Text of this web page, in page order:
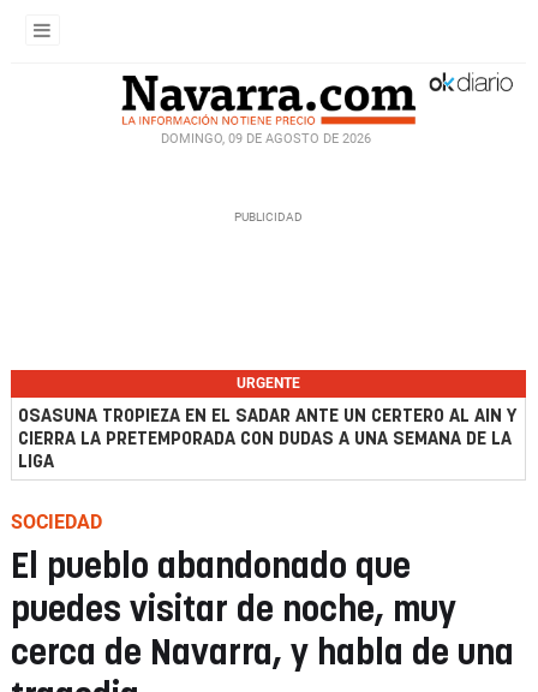
DOMINGO, 09 DE AGOSTO DE 2026
URGENTE
OSASUNA TROPIEZA EN EL SADAR ANTE UN CERTERO AL AIN Y
CIERRA LA PRETEMPORADA CON DUDAS A UNA SEMANA DE LA
LIGA
SOCIEDAD
El pueblo abandonado que
puedes visitar de noche, muy
cerca de Navarra, y habla de una